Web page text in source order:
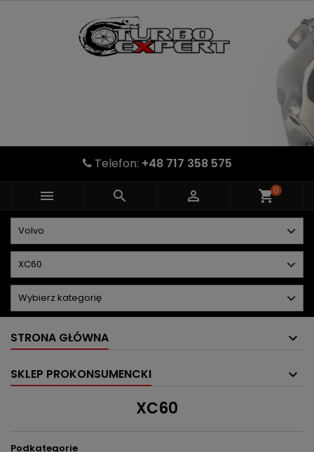
Telefon: +48 717 358 575
   shopping_cart0
STRONA GŁÓWNA
SKLEP PROKONSUMENCKI
XC60
Podkategorie